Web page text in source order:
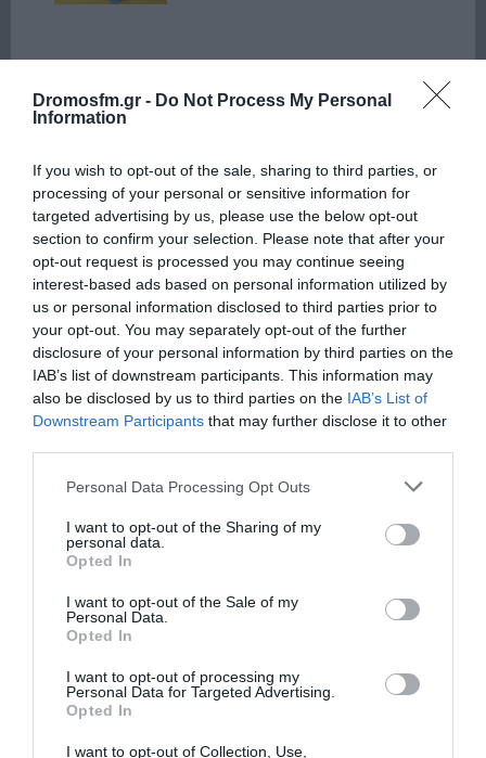
Dromosfm.gr - Do Not Process My Personal
Information
If you wish to opt-out of the sale, sharing to third parties, or
processing of your personal or sensitive information for
targeted advertising by us, please use the below opt-out
section to confirm your selection. Please note that after your
opt-out request is processed you may continue seeing
interest-based ads based on personal information utilized by
us or personal information disclosed to third parties prior to
your opt-out. You may separately opt-out of the further
disclosure of your personal information by third parties on the
IAB’s list of downstream participants. This information may
also be disclosed by us to third parties on the IAB’s List of
Downstream Participants that may further disclose it to other
Please note that this website/app uses one or more Google
not limited to your visit or usage behaviour. You may click to
grant or deny consent to Google and its third-party tags to
use your data for below specified purposes in below Google
consent section.
Personal Data Processing Opt Outs
I want to opt-out of the Sharing of my
personal data.
Opted In
I want to opt-out of the Sale of my
Personal Data.
Opted In
I want to opt-out of processing my
Personal Data for Targeted Advertising.
Opted In
I want to opt-out of Collection, Use,
Πρόσφατα Δημοφιλή
ΕΙΠΕΣ – ΦΕΡΡΗΣ ΘΟΔΩΡΗΣ